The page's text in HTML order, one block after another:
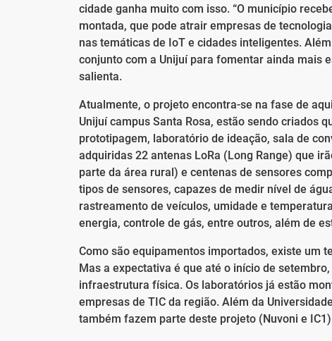
cidade ganha muito com isso. “O município
montada, que pode atrair empresas de
nas temáticas de IoT e cidades inteligentes.
conjunto com a Unijuí para fomentar ainda mais
salienta.
Atualmente, o projeto encontra-se na fase de
Unijuí campus Santa Rosa, estão sendo criados
prototipagem, laboratório de ideação, sala de
adquiridas 22 antenas LoRa (Long Range) que
parte da área rural) e centenas de sensores
tipos de sensores, capazes de medir nível de
rastreamento de veículos, umidade e
energia, controle de gás, entre outros, além de
Como são equipamentos importados, existe um
Mas a expectativa é que até o início de
infraestrutura física. Os laboratórios já estão
empresas de TIC da região. Além da
também fazem parte deste projeto (Nuvoni e